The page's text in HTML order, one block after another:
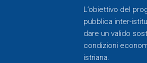
L’obiettivo del
pubblica inter-
dare un valido
condizioni
istriana.